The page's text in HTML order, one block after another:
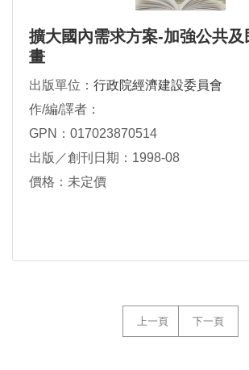
擴大國內需求方案-加強公共及
畫
出版單位： 行政院經濟建設委員會
作/編/譯者：
GPN：017023870514
出版／創刊日期：1998-08
價格：未定價
上一頁 下一頁